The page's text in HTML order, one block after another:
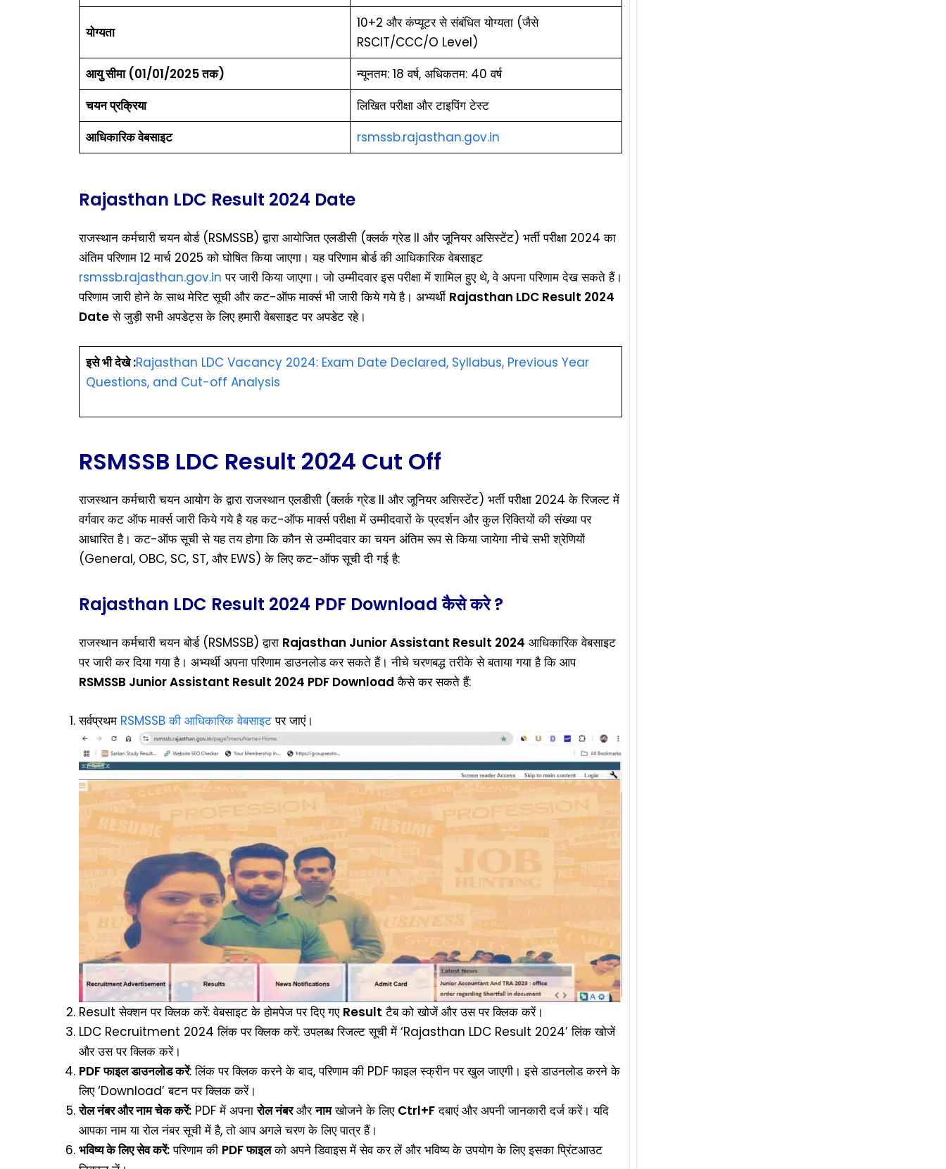
योग्यता
10+2 और कंप्यूटर से संबंधित योग्यता (जैसे
RSCIT/CCC/O Level)
आयु सीमा (01/01/2025 तक)
न्यूनतम: 18 वर्ष, अधिकतम: 40 वर्ष
चयन प्रक्रिया
लिखित परीक्षा और टाइपिंग टेस्ट
आधिकारिक वेबसाइट
rsmssb.rajasthan.gov.in
Rajasthan LDC Result 2024 Date
राजस्थान कर्मचारी चयन बोर्ड (RSMSSB) द्वारा आयोजित एलडीसी (क्लर्क ग्रेड II और जूनियर असिस्टेंट) भर्ती परीक्षा 2024 का
अंतिम परिणाम 12 मार्च 2025 को घोषित किया जाएगा। यह परिणाम बोर्ड की आधिकारिक वेबसाइट
rsmssb.rajasthan.gov.in पर जारी किया जाएगा। जो उम्मीदवार इस परीक्षा में शामिल हुए थे, वे अपना परिणाम देख सकते हैं।
परिणाम जारी होने के साथ मेरिट सूची और कट-ऑफ मार्क्स भी जारी किये गये है। अभ्यर्थी Rajasthan LDC Result 2024
Dateसे जुड़ी सभी अपडेट्स के लिए हमारी वेबसाइट पर अपडेट रहे।
इसे भी देखे :Rajasthan LDC Vacancy 2024: Exam Date Declared, Syllabus, Previous Year
Questions, and Cut-off Analysis
RSMSSB LDC Result 2024 Cut Off
राजस्थान कर्मचारी चयन आयोग के द्वारा राजस्थान एलडीसी (क्लर्क ग्रेड II और जूनियर असिस्टेंट) भर्ती परीक्षा 2024 के रिजल्ट में
वर्गवार कट ऑफ मार्क्स जारी किये गये है यह कट-ऑफ मार्क्स परीक्षा में उम्मीदवारों के प्रदर्शन और कुल रिक्तियों की संख्या पर
आधारित है। कट-ऑफ सूची से यह तय होगा कि कौन से उम्मीदवार का चयन अंतिम रूप से किया जायेगा नीचे सभी श्रेणियों
(General, OBC, SC, ST, और EWS) के लिए कट-ऑफ सूची दी गई है:
Rajasthan LDC Result 2024 PDF Download कैसे करे ?
राजस्थान कर्मचारी चयन बोर्ड (RSMSSB) द्वारा Rajasthan Junior Assistant Result 2024 आधिकारिक वेबसाइट
पर जारी कर दिया गया है। अभ्यर्थी अपना परिणाम डाउनलोड कर सकते हैं। नीचे चरणबद्ध तरीके से बताया गया है कि आप
RSMSSB Junior Assistant Result 2024 PDF Download कैसे कर सकते हैं:
सर्वप्रथम RSMSSB की आधिकारिक वेबसाइटपर जाएं।
Result सेक्शन पर क्लिक करें: वेबसाइट के होमपेज पर दिए गए Result टैब को खोजें और उस पर क्लिक करें।
LDC Recruitment 2024 लिंक पर क्लिक करें: उपलब्ध रिजल्ट सूची में ‘Rajasthan LDC Result 2024’ लिंक खोजें
और उस पर क्लिक करें।
PDF फाइल डाउनलोड करें: लिंक पर क्लिक करने के बाद, परिणाम की PDF फाइल स्क्रीन पर खुल जाएगी। इसे डाउनलोड करने के
लिए ‘Download’ बटन पर क्लिक करें।
रोल नंबर और नाम चेक करें: PDF में अपनारोल नंबरऔरनामखोजने के लिए Ctrl+Fदबाएं और अपनी जानकारी दर्ज करें। यदि
आपका नाम या रोल नंबर सूची में है, तो आप अगले चरण के लिए पात्र हैं।
भविष्य के लिए सेव करें:परिणाम की PDF फाइलको अपने डिवाइस में सेव कर लें और भविष्य के उपयोग के लिए इसका प्रिंटआउट